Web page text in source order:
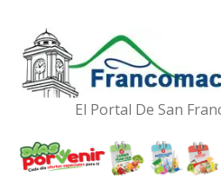
El Portal De San